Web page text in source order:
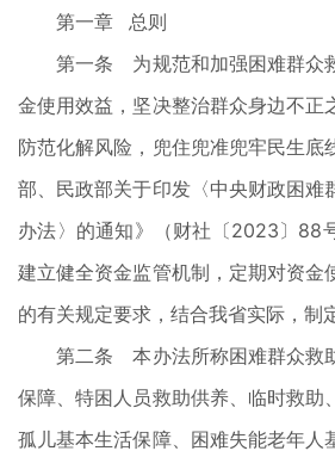
第一章 总则
第一条 为规范和加强困难群众
金使用效益，坚决整治群众身边不正
防范化解风险，兜住兜准兜牢民生底
部、民政部关于印发〈中央财政困难
办法〉的通知》（财社〔2023〕88
建立健全资金监管机制，定期对资金
的有关规定要求，结合我省实际，制
第二条 本办法所称困难群众救
保障、特困人员救助供养、临时救助
孤儿基本生活保障、困难失能老年人